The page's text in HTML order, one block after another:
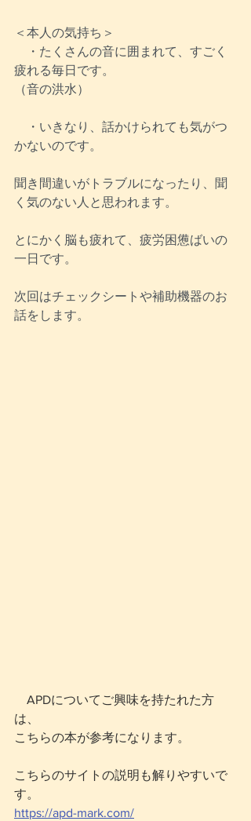
＜本人の気持ち＞
・たくさんの音に囲まれて、すごく
疲れる毎日です。
（音の洪水）
・いきなり、話かけられても気がつ
かないのです。
聞き間違いがトラブルになったり、聞
く気のない人と思われます。
とにかく脳も疲れて、疲労困憊ばいの
一日です。
次回はチェックシートや補助機器のお
話をします。
APDについてご興味を持たれた方
は、
こちらの本が参考になります。
こちらのサイトの説明も解りやすいで
す。
https://apd-mark.com/